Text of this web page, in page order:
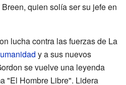
quien solía ser su jefe en
lucha contra las fuerzas de La
y a sus nuevos
se vuelve una leyenda
"El Hombre Libre". Lidera